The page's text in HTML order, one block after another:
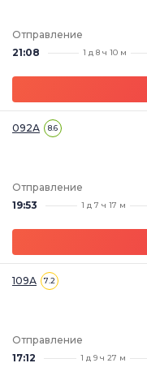
Отправление
21:08
1 д 8 ч 10 м
092А 8.6
Отправление
19:53
1 д 7 ч 17 м
109А 7.2
Отправление
17:12
1 д 9 ч 27 м